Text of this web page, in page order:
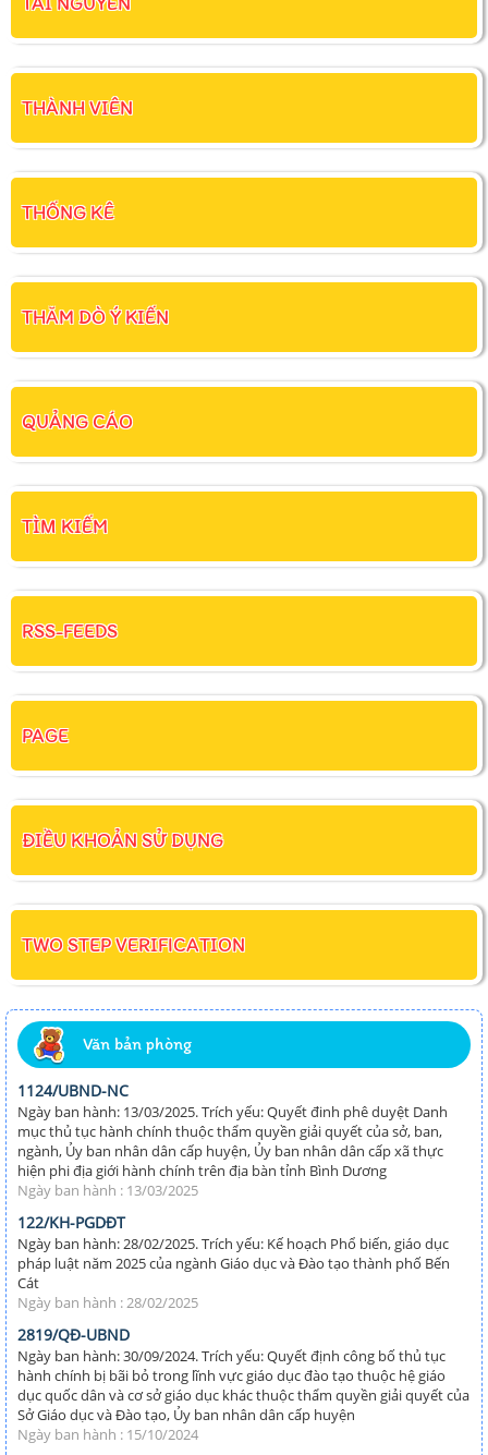
THÀNH VIÊN
THỐNG KÊ
THĂM DÒ Ý KIẾN
QUẢNG CÁO
TÌM KIẾM
RSS-FEEDS
PAGE
ĐIỀU KHOẢN SỬ DỤNG
TWO STEP VERIFICATION
Văn bản phòng
1124/UBND-NC
Ngày ban hành: 13/03/2025. Trích yếu: Quyết đinh phê duyệt Danh
mục thủ tục hành chính thuộc thẩm quyền giải quyết của sở, ban,
ngành, Ủy ban nhân dân cấp huyện, Ủy ban nhân dân cấp xã thực
hiện phi địa giới hành chính trên địa bàn tỉnh Bình Dương
Ngày ban hành : 13/03/2025
122/KH-PGDĐT
Ngày ban hành: 28/02/2025. Trích yếu: Kế hoạch Phổ biến, giáo dục
pháp luật năm 2025 của ngành Giáo dục và Đào tạo thành phố Bến
Cát
Ngày ban hành : 28/02/2025
2819/QĐ-UBND
Ngày ban hành: 30/09/2024. Trích yếu: Quyết định công bố thủ tục
hành chính bị bãi bỏ trong lĩnh vực giáo dục đào tạo thuộc hệ giáo
dục quốc dân và cơ sở giáo dục khác thuộc thẩm quyền giải quyết của
Sở Giáo dục và Đào tạo, Ủy ban nhân dân cấp huyện
Ngày ban hành : 15/10/2024